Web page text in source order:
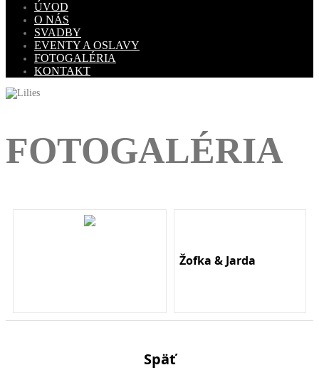
ÚVOD
O NÁS
SVADBY
EVENTY A OSLAVY
FOTOGALÉRIA
KONTAKT
FOTOGALÉRIA
Žofka & Jarda
Späť